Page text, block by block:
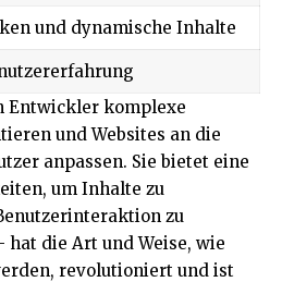
und dynamische Inhalte
Entwickler komplexe
und Websites an die
anpassen. Sie bietet eine
um Inhalte zu
zu
hat die Art und Weise, wie
revolutioniert und ist